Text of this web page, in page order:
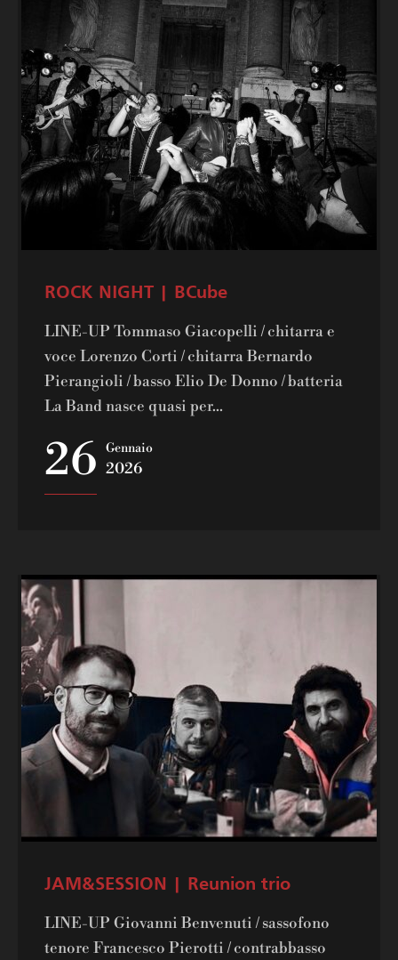
ROCK NIGHT | BCube
LINE-UP Tommaso Giacopelli / chitarra e
voce Lorenzo Corti / chitarra Bernardo
Pierangioli / basso Elio De Donno / batteria
La Band nasce quasi per...
26 Gennaio
2026
JAM&SESSION | Reunion trio
LINE-UP Giovanni Benvenuti / sassofono
tenore Francesco Pierotti / contrabbasso